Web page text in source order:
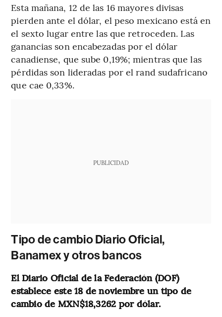
Esta mañana, 12 de las 16 mayores divisas
pierden ante el dólar, el peso mexicano está en
el sexto lugar entre las que retroceden. Las
ganancias son encabezadas por el dólar
canadiense, que sube 0,19%; mientras que las
pérdidas son lideradas por el rand sudafricano
que cae 0,33%.
PUBLICIDAD
Tipo de cambio Diario Oficial,
Banamex y otros bancos
El Diario Oficial de la Federación (DOF)
establece este 18 de noviembre un tipo de
cambio de MXN$18,3262 por dólar.